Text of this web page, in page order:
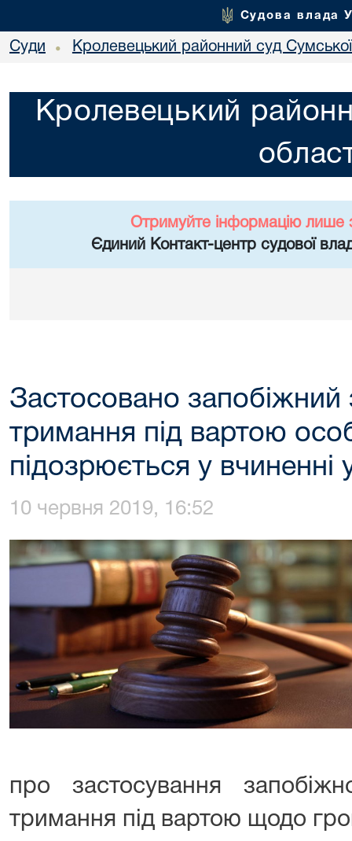
Судова влада
Суди • Кролевецький районний суд Сумської
Кролевецький
Отримуйте інформацію лише
Єдиний Контакт-центр судової
Застосовано запобіжний
тримання під вартою
підозрюється у вчиненні
10 червня 2019, 16:52
про застосування
тримання під вартою щодо